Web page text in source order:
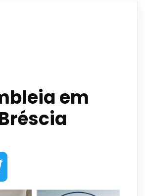
em